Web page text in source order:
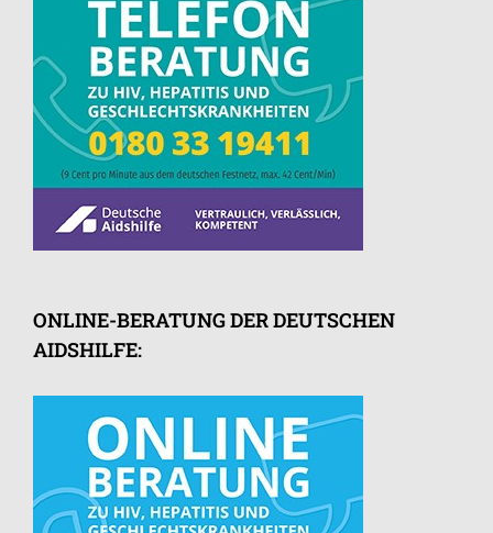
ONLINE-BERATUNG DER DEUTSCHEN
AIDSHILFE: